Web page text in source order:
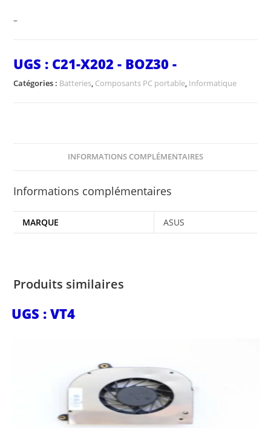
–
UGS : C21-X202 - BOZ30 -
Catégories : Batteries, Composants PC portable, Informatique
INFORMATIONS COMPLÉMENTAIRES
Informations complémentaires
MARQUE ASUS
Produits similaires
UGS : VT4